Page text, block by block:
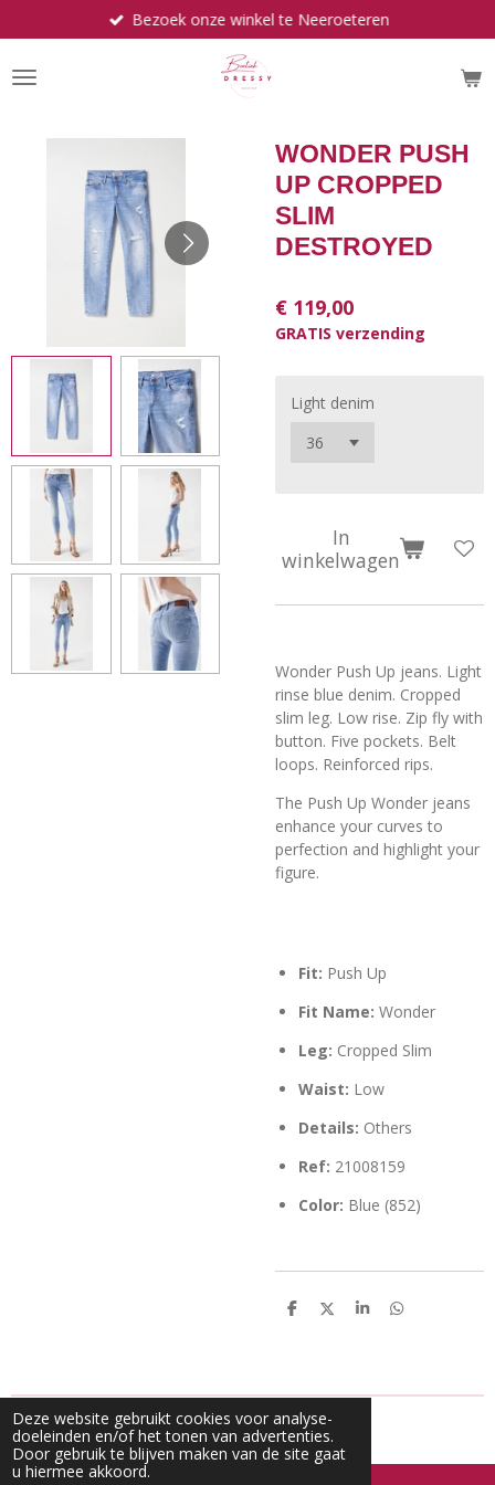
Deze website gebruikt cookies voor analyse-
doeleinden en/of het tonen van advertenties.
Door gebruik te blijven maken van de site gaat
u hiermee akkoord.
direct
naar
de
Bezoek onze winkel te Neeroeteren
WONDER PUSH
UP CROPPED
SLIM
DESTROYED
€ 119,00
GRATIS verzending
Light denim
In
winkelwagen
Wonder Push Up jeans. Light
rinse blue denim. Cropped
slim leg. Low rise. Zip fly with
button. Five pockets. Belt
loops. Reinforced rips.
The Push Up Wonder jeans
enhance your curves to
perfection and highlight your
figure.
Fit: Push Up
Fit Name: Wonder
Leg: Cropped Slim
Waist: Low
Details: Others
Ref: 21008159
Color: Blue (852)
D
D
S
D